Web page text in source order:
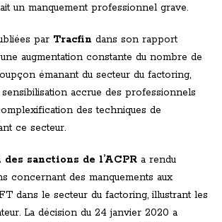
un manquement professionnel grave.
par Tracfin dans son rapport
augmentation constante du nombre de
émanant du secteur du factoring,
sensibilisation accrue des professionnels
des techniques de
ce secteur.
sanctions de l’ACPR a rendu
concernant des manquements aux
dans le secteur du factoring, illustrant les
La décision du 24 janvier 2020 a